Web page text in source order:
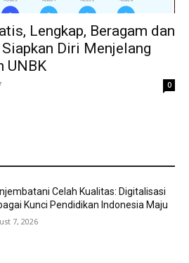
Lengkap, Beragam dan
Diri Menjelang
UNBK
0
Celah Kualitas: Digitalisasi
Kunci Pendidikan Indonesia Maju
7, 2026